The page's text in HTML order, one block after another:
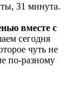
31 минута.
вместе с
сегодня
чуть не
по-разному